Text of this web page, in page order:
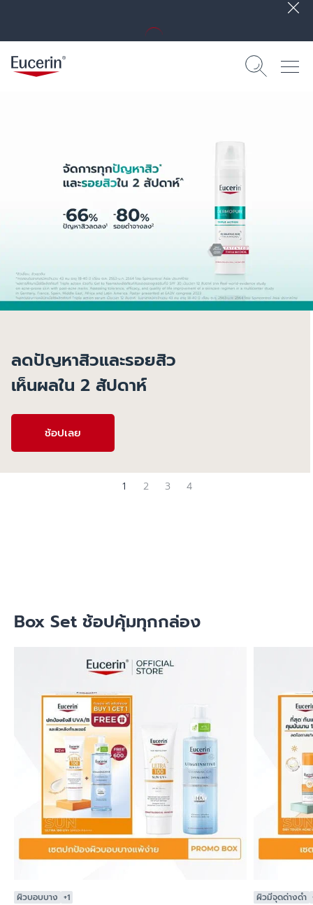
1 2 3 4
เจลโฟมลดปัญหาสิว
เห็นผลตั้งแต่ครั้งแรกที่ใช้
Box Set ช้อปคุ้มทุกกล่อง
ผิวบอบบาง +1
ผิวมีจุดด่างดำ